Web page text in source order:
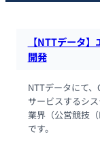
【NTTデータ
開発
NTTデータにて
サービスするシ
業界（公営競技
です。